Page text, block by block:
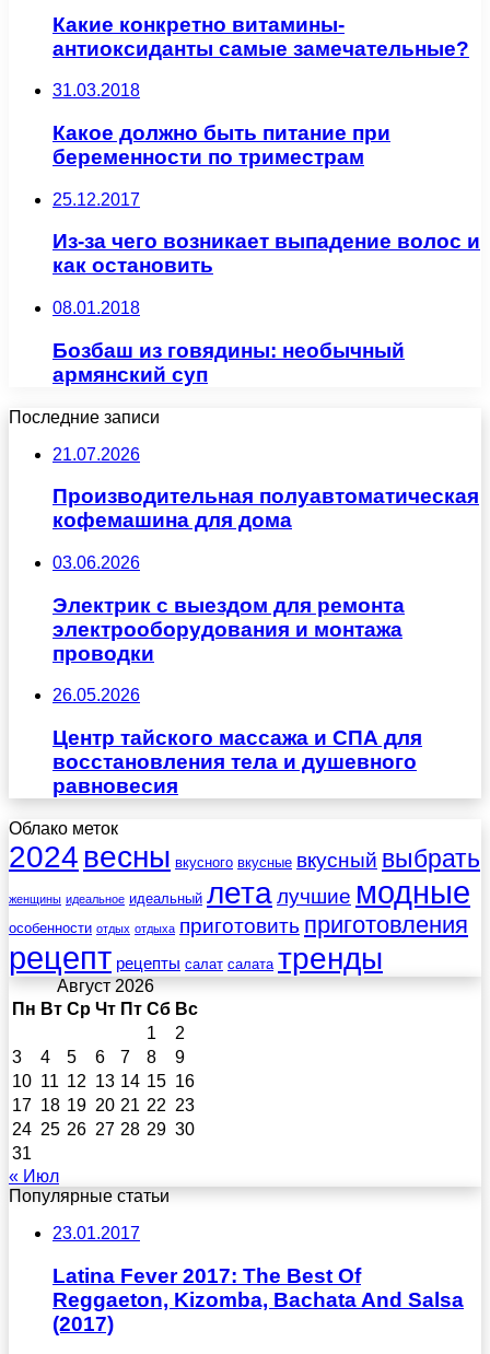
Какие конкретно витамины-
антиоксиданты самые замечательные?
31.03.2018
Какое должно быть питание при
беременности по триместрам
25.12.2017
Из-за чего возникает выпадение волос и
как остановить
08.01.2018
Бозбаш из говядины: необычный
армянский суп
Последние записи
21.07.2026
Производительная полуавтоматическая
кофемашина для дома
03.06.2026
Электрик с выездом для ремонта
электрооборудования и монтажа
проводки
26.05.2026
Центр тайского массажа и СПА для
восстановления тела и душевного
равновесия
Облако меток
2024 весны вкусного вкусные вкусный выбрать
женщины идеальное идеальный леталучшие модные
особенности отдых отдыха приготовить приготовления
рецепт рецепты салат салата тренды
Август 2026
Пн Вт Ср Чт Пт Сб Вс
1
2
3
4 5 6 7 8
9
10 11 12 13 14 15 16
17 18 19 20 21 22 23
24 25 26 27 28 29 30
31
« Июл
Популярные статьи
23.01.2017
Latina Fever 2017: The Best Of
Reggaeton, Kizomba, Bachata And Salsa
(2017)